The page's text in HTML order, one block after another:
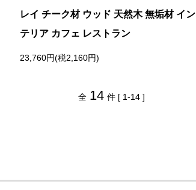
レイ チーク材 ウッド 天然木 無垢材 イン
テリア カフェ レストラン
23,760円(税2,160円)
全 14 件 [ 1-14 ]